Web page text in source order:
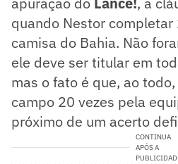
quando Nestor completar
camisa do Bahia. Não
ele deve ser titular em
mas o fato é que, ao
campo 20 vezes pela
próximo de um acerto
CONTINUA
APÓS A